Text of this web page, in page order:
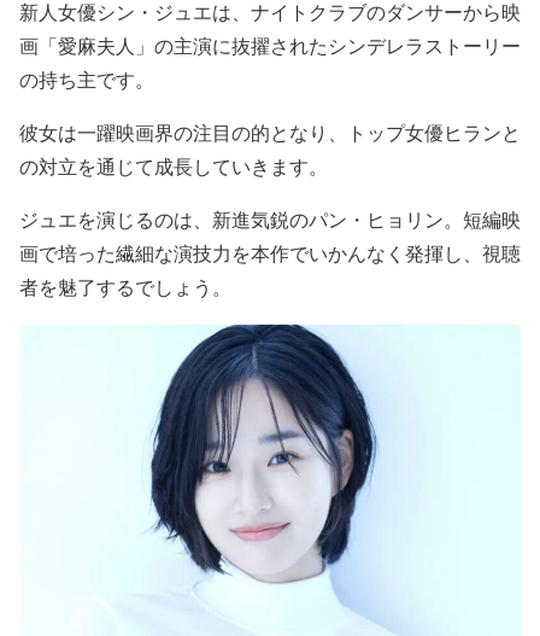
新人女優シン・ジュエは、ナイトクラブのダンサーから映
画「愛麻夫人」の主演に抜擢されたシンデレラストーリー
の持ち主です。
彼女は一躍映画界の注目の的となり、トップ女優ヒランと
の対立を通じて成長していきます。
ジュエを演じるのは、新進気鋭のパン・ヒョリン。短編映
画で培った繊細な演技力を本作でいかんなく発揮し、視聴
者を魅了するでしょう。